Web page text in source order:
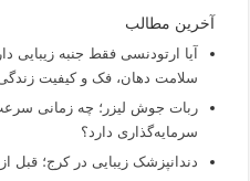
آخرین مطالب
آیا ارتودنسی فقط جنبه زیبایی
سلامت دهان، فک و کیفیت
ربات جوش لیزر؛ چه زمانی
سرمایه‌گذاری دارد؟
دندانپزشک زیبایی در کرج؛ قبل